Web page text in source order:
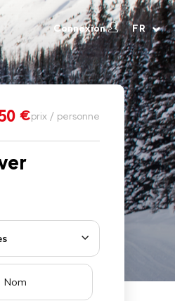
Connexion FR
€prix / personne